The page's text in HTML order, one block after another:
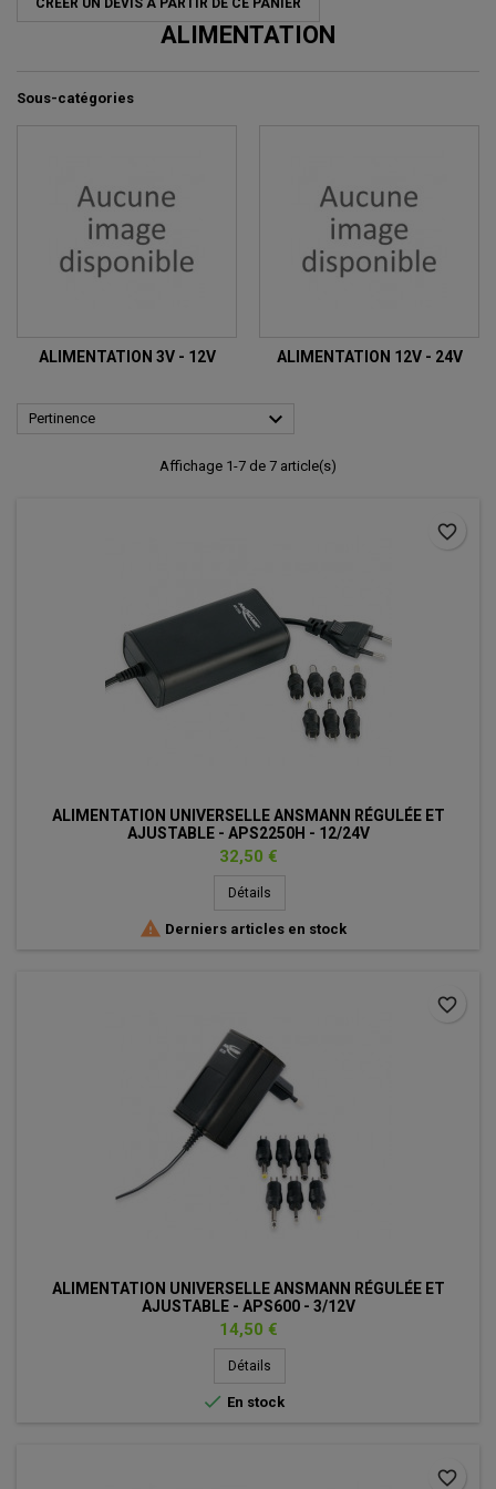
CRÉER UN DEVIS À PARTIR DE CE PANIER
ALIMENTATION
Sous-catégories
ALIMENTATION 3V - 12V ALIMENTATION 12V - 24V
Pertinence 
Affichage 1-7 de 7 article(s)
ALIMENTATION UNIVERSELLE ANSMANN RÉGULÉE ET
AJUSTABLE - APS2250H - 12/24V
Prix
32,50 €
Détails
 Derniers articles en stock
favorite_border
ALIMENTATION UNIVERSELLE ANSMANN RÉGULÉE ET
AJUSTABLE - APS600 - 3/12V
Prix
14,50 €
Détails
 En stock
favorite_border
favorite_border